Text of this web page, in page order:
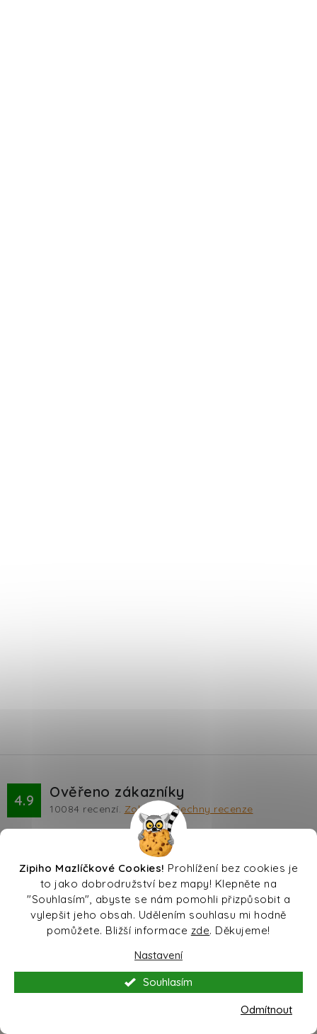
Zipiho Mazlíčkové Cookies! Prohlížení bez cookies je
to jako dobrodružství bez mapy! Klepněte na
"Souhlasím", abyste se nám pomohli přizpůsobit a
vylepšit jeho obsah. Udělením souhlasu mi hodně
pomůžete. Bližší informace zde. Děkujeme!
Nastavení
Odmítnout
Souhlasím
4.9 Ověřeno zákazníky
10084 recenzí. Zobrazit všechny recenze
Ověřený zákazník